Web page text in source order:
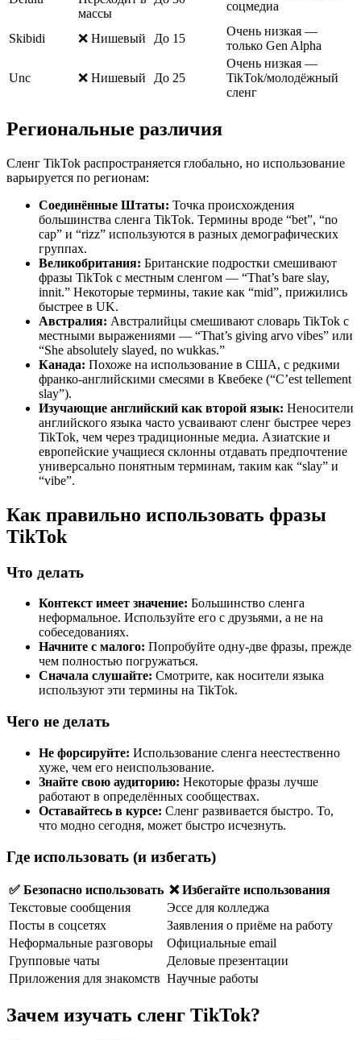
массы
соцмедиа
Skibidi ❌ Нишевый До 15
Очень низкая —
только Gen Alpha
Unc ❌ Нишевый До 25
Очень низкая —
TikTok/молодёжный
сленг
Региональные различия
Сленг TikTok распространяется глобально, но использование
варьируется по регионам:
Соединённые Штаты: Точка происхождения
большинства сленга TikTok. Термины вроде “bet”, “no
cap” и “rizz” используются в разных демографических
группах.
Великобритания: Британские подростки смешивают
фразы TikTok с местным сленгом — “That’s bare slay,
innit.” Некоторые термины, такие как “mid”, прижились
быстрее в UK.
Австралия: Австралийцы смешивают словарь TikTok с
местными выражениями — “That’s giving arvo vibes” или
“She absolutely slayed, no wukkas.”
Канада: Похоже на использование в США, с редкими
франко-английскими смесями в Квебеке (“C’est tellement
slay”).
Изучающие английский как второй язык: Неносители
английского языка часто усваивают сленг быстрее через
TikTok, чем через традиционные медиа. Азиатские и
европейские учащиеся склонны отдавать предпочтение
универсально понятным терминам, таким как “slay” и
“vibe”.
Как правильно использовать фразы
TikTok
Что делать
Контекст имеет значение: Большинство сленга
неформальное. Используйте его с друзьями, а не на
собеседованиях.
Начните с малого: Попробуйте одну-две фразы, прежде
чем полностью погружаться.
Сначала слушайте: Смотрите, как носители языка
используют эти термины на TikTok.
Чего не делать
Не форсируйте: Использование сленга неестественно
хуже, чем его неиспользование.
Знайте свою аудиторию: Некоторые фразы лучше
работают в определённых сообществах.
Оставайтесь в курсе: Сленг развивается быстро. То,
что модно сегодня, может быстро исчезнуть.
Где использовать (и избегать)
✅ Безопасно использовать ❌ Избегайте использования
Текстовые сообщения
Эссе для колледжа
Посты в соцсетях
Заявления о приёме на работу
Неформальные разговоры
Официальные email
Групповые чаты
Деловые презентации
Приложения для знакомств Научные работы
Зачем изучать сленг TikTok?